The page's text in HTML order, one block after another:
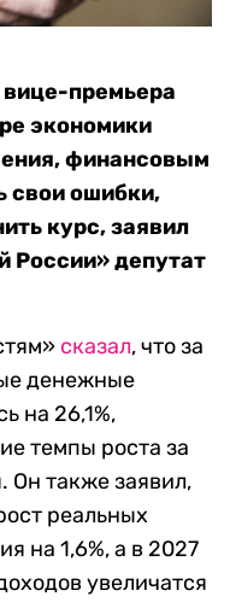
премьера
экономики
финансовым
свои ошибки,
курс, заявил
России» депутат
сказал, что за
денежные
на 26,1%,
темпы роста за
Он также заявил,
реальных
на 1,6%, а в 2027
увеличатся